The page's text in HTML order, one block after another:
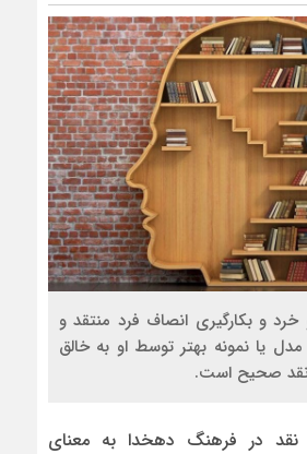
خرد و بکارگیری انصاف فرد منتقد و
یا نمونه بهتر توسط او به خالق
نقد صحیح است.
نقد در فرهنگ دهخدا به معنای